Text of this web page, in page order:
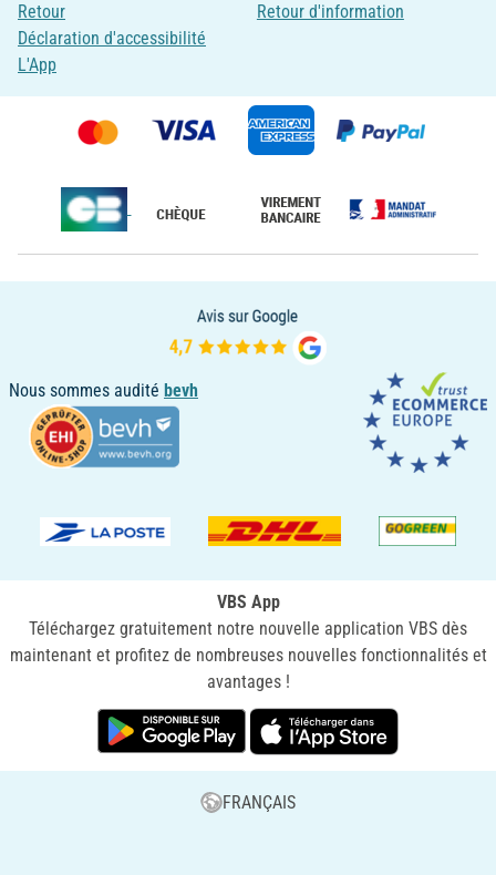
Retour
Déclaration d'accessibilité
L'App
Retour d'information
Nous sommes audité bevh
VBS App
Téléchargez gratuitement notre nouvelle application VBS dès
maintenant et profitez de nombreuses nouvelles fonctionnalités et
avantages !
FRANÇAIS